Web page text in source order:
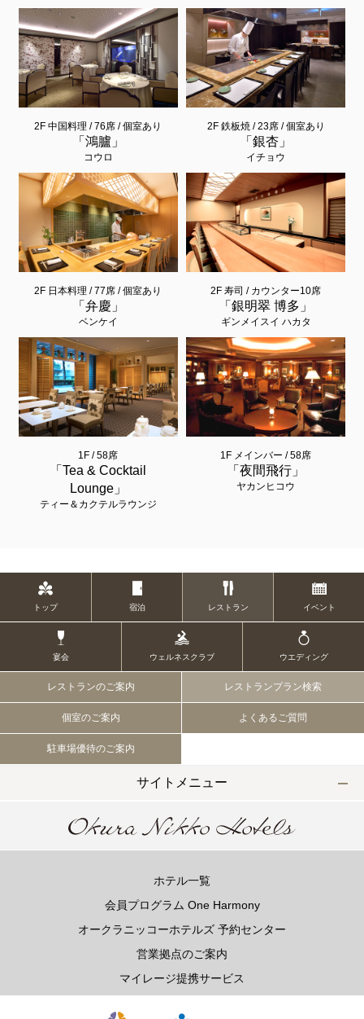
2F 中国料理 / 76席 / 個室あり
「鴻臚」
コウロ
2F 鉄板焼 / 23席 / 個室あり
「銀杏」
イチョウ
2F 日本料理 / 77席 / 個室あり
「弁慶」
ベンケイ
2F 寿司 / カウンター10席
「銀明翠 博多」
ギンメイスイ ハカタ
1F / 58席
「Tea & Cocktail
Lounge」
ティー＆カクテルラウンジ
1F メインバー / 58席
「夜間飛行」
ヤカンヒコウ
トップ 宿泊 レストラン イベント
宴会 ウェルネスクラブ ウエディング
レストランのご案内 レストランプラン検索
個室のご案内 よくあるご質問
駐車場優待のご案内
サイトメニュー
ホテル一覧
会員プログラム One Harmony
オークラニッコーホテルズ 予約センター
営業拠点のご案内
マイレージ提携サービス